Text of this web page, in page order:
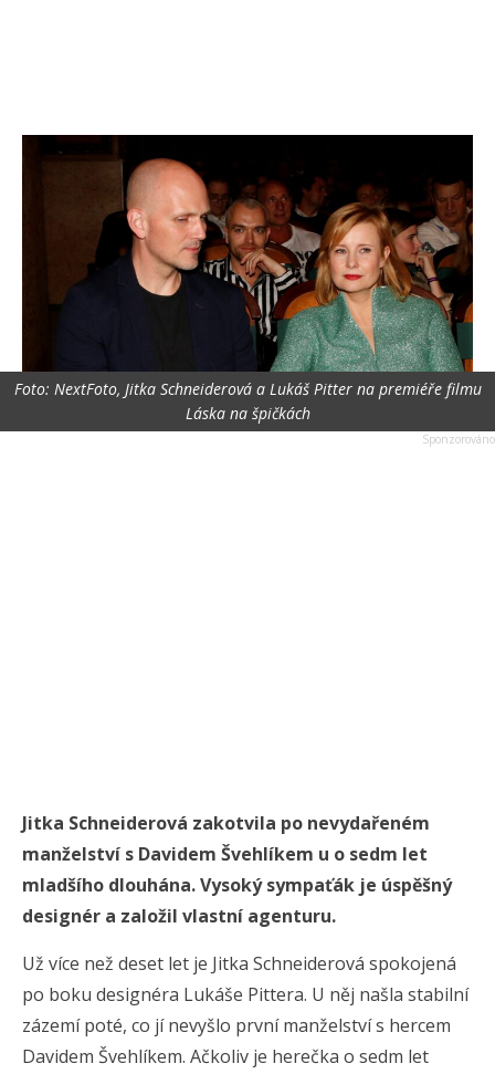
Foto: NextFoto, Jitka Schneiderová a Lukáš Pitter na premiéře filmu
Láska na špičkách
Jitka Schneiderová zakotvila po nevydařeném
manželství s Davidem Švehlíkem u o sedm let
mladšího dlouhána. Vysoký sympaťák je úspěšný
designér a založil vlastní agenturu.
Už více než deset let je Jitka Schneiderová spokojená
po boku designéra Lukáše Pittera. U něj našla stabilní
zázemí poté, co jí nevyšlo první manželství s hercem
Davidem Švehlíkem. Ačkoliv je herečka o sedm let